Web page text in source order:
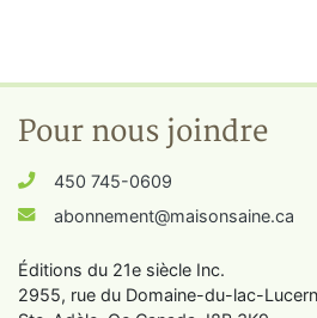
Pour nous joindre
450 745-0609
abonnement@maisonsaine.ca
Éditions du 21e siècle Inc.
2955, rue du Domaine-du-lac-